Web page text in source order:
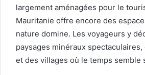
largement aménagées pour le
Mauritanie offre encore des
nature domine. Les voyageurs y
paysages minéraux
et des villages où le temps semble